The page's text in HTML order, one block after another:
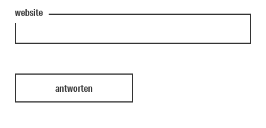
website